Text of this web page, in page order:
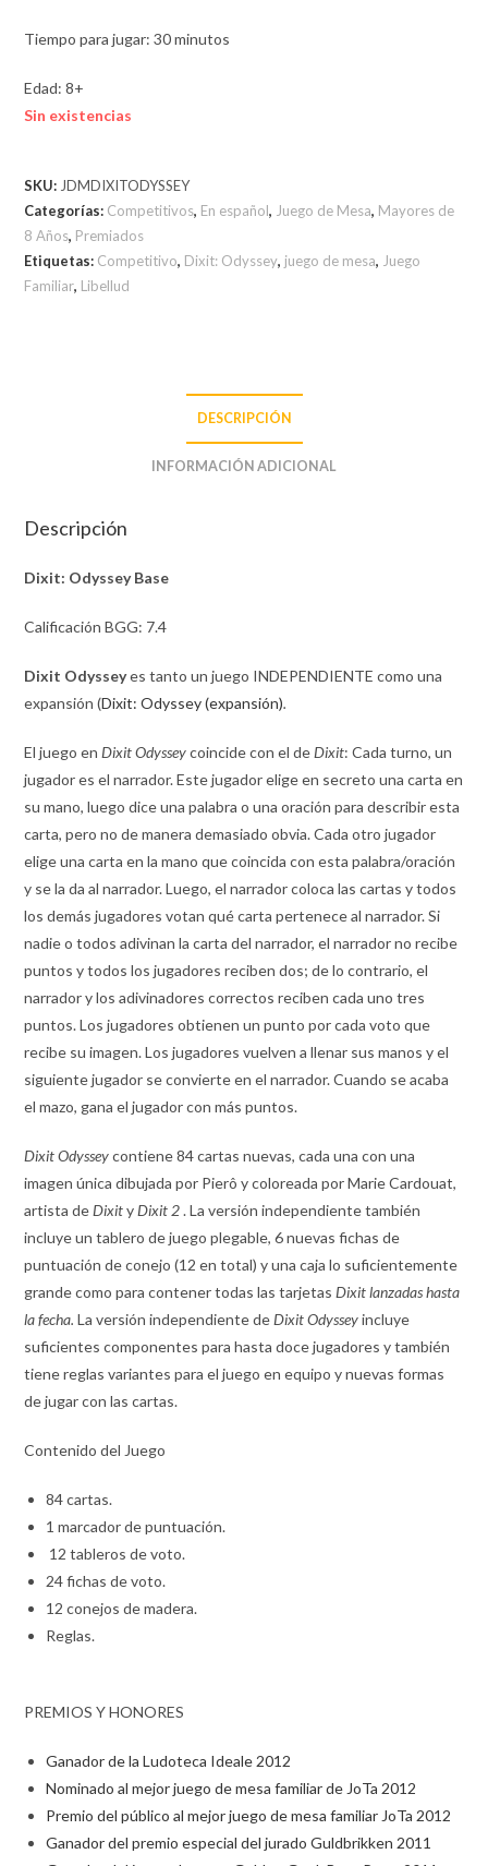
Tiempo para jugar: 30 minutos
Edad: 8+
Sin existencias
SKU: JDMDIXITODYSSEY
Categorías: Competitivos, En español, Juego de Mesa, Mayores de
8 Años, Premiados
Etiquetas: Competitivo, Dixit: Odyssey, juego de mesa, Juego
Familiar, Libellud
DESCRIPCIÓN
INFORMACIÓN ADICIONAL
Descripción
Dixit: Odyssey Base
Calificación BGG: 7.4
Dixit Odysseyes tanto un juego INDEPENDIENTE como una
expansión (Dixit: Odyssey (expansión).
El juego enDixit Odysseycoincide con el deDixit: Cada turno, un
jugador es el narrador. Este jugador elige en secreto una carta en
su mano, luego dice una palabra o una oración para describir esta
carta, pero no de manera demasiado obvia. Cada otro jugador
elige una carta en la mano que coincida con esta palabra/oración
y se la da al narrador. Luego, el narrador coloca las cartas y todos
los demás jugadores votan qué carta pertenece al narrador. Si
nadie o todos adivinan la carta del narrador, el narrador no recibe
puntos y todos los jugadores reciben dos; de lo contrario, el
narrador y los adivinadores correctos reciben cada uno tres
puntos. Los jugadores obtienen un punto por cada voto que
recibe su imagen. Los jugadores vuelven a llenar sus manos y el
siguiente jugador se convierte en el narrador. Cuando se acaba
el mazo, gana el jugador con más puntos.
Dixit Odysseycontiene 84 cartas nuevas, cada una con una
imagen única dibujada por Pierô y coloreada por Marie Cardouat,
artista deDixityDixit 2. La versión independiente también
incluye un tablero de juego plegable, 6 nuevas fichas de
puntuación de conejo (12 en total) y una caja lo suficientemente
grande como para contener todas las tarjetasDixit lanzadas hasta
la fecha.La versión independiente deDixit Odysseyincluye
suficientes componentes para hasta doce jugadores y también
tiene reglas variantes para el juego en equipo y nuevas formas
de jugar con las cartas.
Contenido del Juego
84 cartas.
1 marcador de puntuación.
12 tableros de voto.
24 fichas de voto.
12 conejos de madera.
Reglas.
PREMIOS Y HONORES
Ganador de la Ludoteca Ideale 2012
Nominado al mejor juego de mesa familiar de JoTa 2012
Premio del público al mejor juego de mesa familiar JoTa 2012
Ganador del premio especial del jurado Guldbrikken 2011